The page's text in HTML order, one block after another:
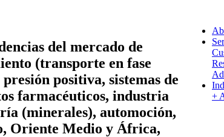
+
del mercado de
(transporte en fase
positiva, sistemas de
farmacéuticos, industria
(minerales), automoción,
Oriente Medio y África,